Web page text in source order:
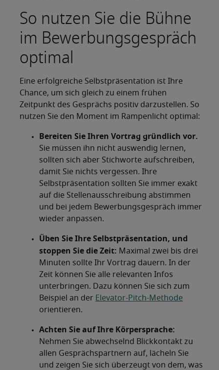
So nutzen Sie die Bühne
im Bewerbungsgespräch
optimal
Eine erfolgreiche Selbstpräsentation ist Ihre
Chance, um sich gleich zu einem frühen
Zeitpunkt des Gesprächs positiv darzustellen. So
nutzen Sie den Moment im Rampenlicht optimal:
Bereiten Sie Ihren Vortrag gründlich vor.
Sie müssen ihn nicht auswendig lernen,
sollten sich aber Stichworte aufschreiben,
damit Sie nichts vergessen. Ihre
Selbstpräsentation sollten Sie immer exakt
auf die Stellenausschreibung abstimmen
und bei jedem Bewerbungsgespräch immer
wieder anpassen.
Üben Sie Ihre Selbstpräsentation, und
stoppen Sie die Zeit: Maximal zwei bis drei
Minuten sollte Ihr Vortrag dauern. In der
Zeit können Sie alle relevanten Infos
unterbringen. Dazu können Sie sich zum
Beispiel an der Elevator-Pitch-Methode
orientieren.
Achten Sie auf Ihre Körpersprache:
Nehmen Sie abwechselnd Blickkontakt zu
allen Gesprächspartnern auf, lächeln Sie
und zeigen Sie sich überzeugt von dem, was